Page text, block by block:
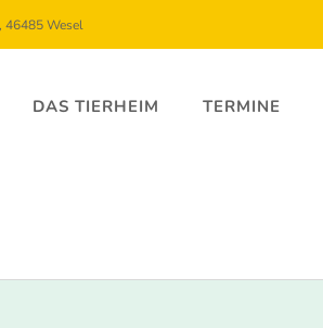
46485 Wesel
DAS TIERHEIM TERMINE